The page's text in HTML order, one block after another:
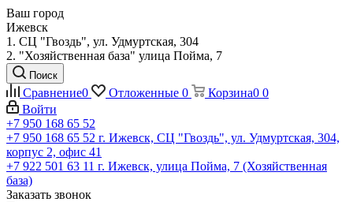
Ваш город
Ижевск
1. СЦ "Гвоздь", ул. Удмуртская, 304
2. "Хозяйственная база" улица Пойма, 7
Поиск
Сравнение0 Отложенные 0 Корзина0 0
Войти
+7 950 168 65 52
+7 950 168 65 52 г. Ижевск, СЦ "Гвоздь", ул. Удмуртская, 304,
корпус 2, офис 41
+7 922 501 63 11 г. Ижевск, улица Пойма, 7 (Хозяйственная
база)
Заказать звонок